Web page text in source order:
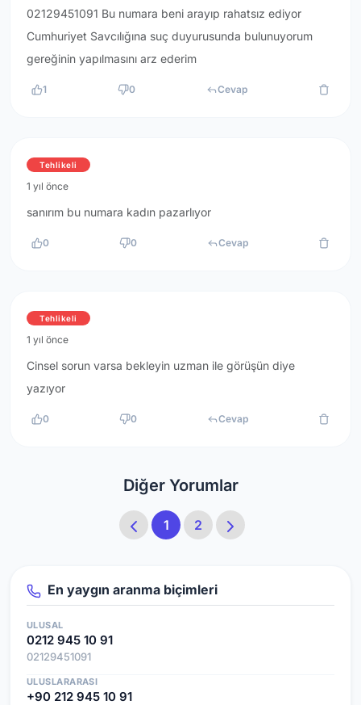
02129451091 Bu numara beni arayıp rahatsız ediyor
Cumhuriyet Savcılığına suç duyurusunda bulunuyorum
gereğinin yapılmasını arz ederim
1 0 Cevap
Tehlikeli
1 yıl önce
sanırım bu numara kadın pazarlıyor
0 0 Cevap
Tehlikeli
1 yıl önce
Cinsel sorun varsa bekleyin uzman ile görüşün diye
yazıyor
0 0 Cevap
Diğer Yorumlar
1 2
En yaygın aranma biçimleri
ULUSAL
0212 945 10 91
02129451091
ULUSLARARASI
+90 212 945 10 91